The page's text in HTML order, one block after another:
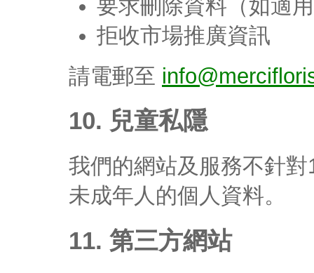
要求刪除資料（如適
拒收市場推廣資訊
請電郵至
10. 兒童私隱
我們的網站及服務不針
未成年人的個人資料。
11. 第三方網站